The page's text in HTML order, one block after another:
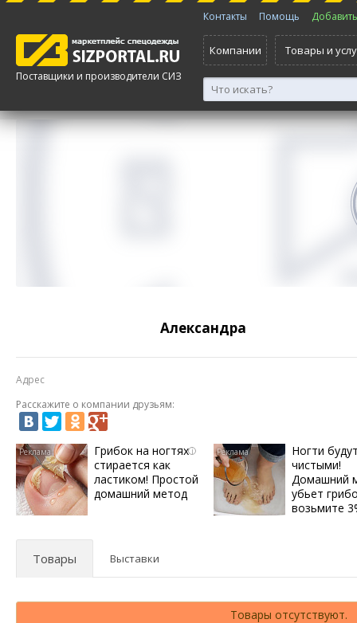
Поставщики и производители СИЗ
Контакты Помощь
Компании Товары и
Александра
Адрес
Расскажите о компании друзьям:
i
Грибок на ногтях
стирается как
ластиком! Простой
домашний метод
Ногти
чистыми!
Домашний
убьет
возьмите
Товары Выставки
Товары отсутствуют.